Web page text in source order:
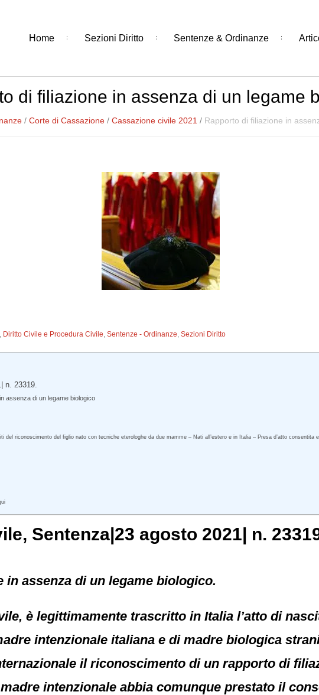
Home Sezioni Diritto Sentenze & Ordinanze
di filiazione in assenza di un legame
/ Corte di Cassazione / Cassazione civile 2021 / Rapporto di filiazione in
, Diritto Civile e Procedura Civile,Sentenze - Ordinanze,Sezioni Diritto
n. 23319.
assenza di un legame biologico
del riconoscimento del figlio nato con tecniche eterologhe da due mamme – Nati all’estero e in Italia – Presa d’atto consentita
, Sentenza|23 agosto 2021| n.
in assenza di un legame biologico.
è legittimamente trascritto in Italia l’atto di
intenzionale italiana e di madre biologica
il riconoscimento di un rapporto di
intenzionale abbia comunque prestato il